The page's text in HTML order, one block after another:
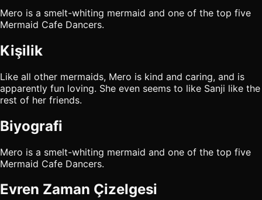
Mero is a smelt-whiting mermaid and one of the top five
Mermaid Cafe Dancers.
Kişilik
Like all other mermaids, Mero is kind and caring, and is
apparently fun loving. She even seems to like Sanji like the
rest of her friends.
Biyografi
Mero is a smelt-whiting mermaid and one of the top five
Mermaid Cafe Dancers.
Evren Zaman Çizelgesi